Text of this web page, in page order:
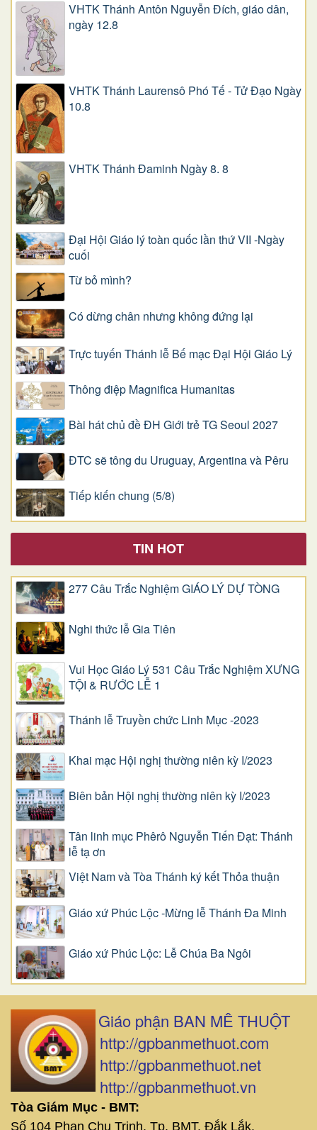
VHTK Thánh Antôn Nguyễn Ðích, giáo dân,
ngày 12.8
VHTK Thánh Laurensô Phó Tế - Tử Đạo Ngày
10.8
VHTK Thánh Đaminh Ngày 8. 8
Đại Hội Giáo lý toàn quốc lần thứ VII -Ngày
cuối
Từ bỏ mình?
Có dừng chân nhưng không đứng lại
Trực tuyến Thánh lễ Bế mạc Đại Hội Giáo Lý
Thông điệp Magnifica Humanitas
Bài hát chủ đề ĐH Giới trẻ TG Seoul 2027
ĐTC sẽ tông du Uruguay, Argentina và Pêru
Tiếp kiến chung (5/8)
TIN HOT
277 Câu Trắc Nghiệm GIÁO LÝ DỰ TÒNG
Nghi thức lễ Gia Tiên
Vui Học Giáo Lý 531 Câu Trắc Nghiệm XƯNG
TỘI & RƯỚC LỄ 1
Thánh lễ Truyền chức Linh Mục -2023
Khai mạc Hội nghị thường niên kỳ I/2023
Biên bản Hội nghị thường niên kỳ I/2023
Tân linh mục Phêrô Nguyễn Tiến Đạt: Thánh
lễ tạ ơn
Việt Nam và Tòa Thánh ký kết Thỏa thuận
Giáo xứ Phúc Lộc -Mừng lễ Thánh Đa Minh
Giáo xứ Phúc Lộc: Lễ Chúa Ba Ngôi
Giáo phận BAN MÊ THUỘT
http://gpbanmethuot.com
http://gpbanmethuot.net
http://gpbanmethuot.vn
Tòa Giám Mục - BMT:
Số 104 Phan Chu Trinh, Tp. BMT, Đắk Lắk.